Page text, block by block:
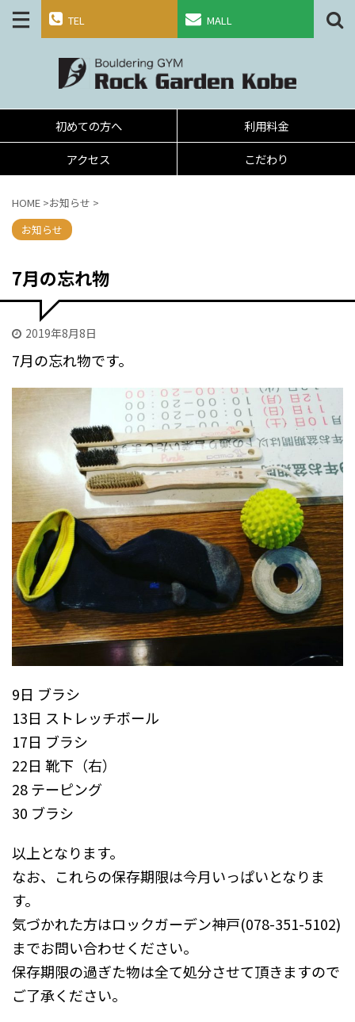
TEL MALL
初めての方へ
利用料金
アクセス
こだわり
HOME >お知らせ >
お知らせ
7月の忘れ物
2019年8月8日
7月の忘れ物です。
9日 ブラシ
13日 ストレッチボール
17日 ブラシ
22日 靴下（右）
28 テーピング
30 ブラシ
以上となります。
なお、これらの保存期限は今月いっぱいとなりま
す。
気づかれた方はロックガーデン神戸(078-351-5102)
までお問い合わせください。
保存期限の過ぎた物は全て処分させて頂きますので
ご了承ください。